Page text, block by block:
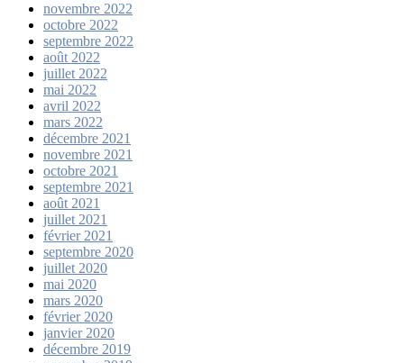
novembre 2022
octobre 2022
septembre 2022
août 2022
juillet 2022
mai 2022
avril 2022
mars 2022
décembre 2021
novembre 2021
octobre 2021
septembre 2021
août 2021
juillet 2021
février 2021
septembre 2020
juillet 2020
mai 2020
mars 2020
février 2020
janvier 2020
décembre 2019